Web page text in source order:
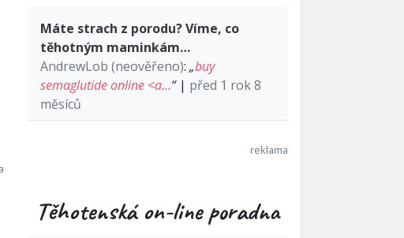
Máte strach z porodu? Víme, co
těhotným maminkám…
AndrewLob (neověřeno): „buy
semaglutide online <a…“| před 1 rok 8
měsíců
Těhotenská on-line poradna